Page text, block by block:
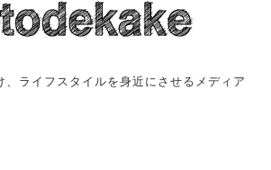
、ライフスタイルを身近にさせるメディア